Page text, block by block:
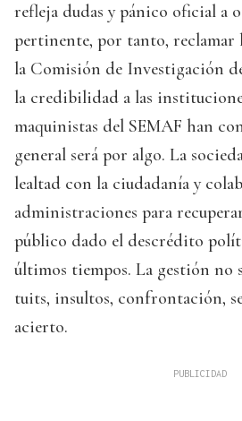
refleja dudas y pánico oficial a
pertinente, por tanto, reclamar
la Comisión de Investigación
la credibilidad a las
maquinistas del SEMAF han
general será por algo. La
lealtad con la ciudadanía y
administraciones para
público dado el descrédito
últimos tiempos. La gestión no
tuits, insultos, confrontación,
acierto.